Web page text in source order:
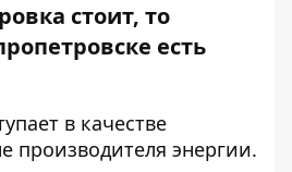
стоит, то
есть
в качестве
производителя энергии.